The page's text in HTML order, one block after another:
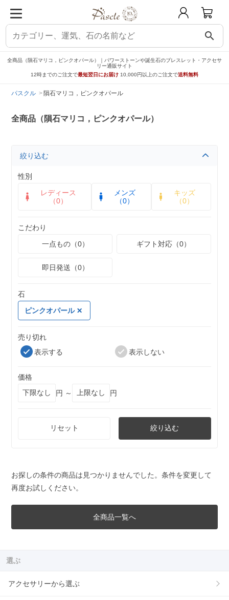
search
全商品（隕石マリコ，ピンクオパール）｜パワーストーンや誕生石のブレスレット・アクセサ
リー通販サイト
12時までのご注文で最短翌日にお届け 10,000円以上のご注文で送料無料
パスクル 隕石マリコ，ピンクオパール
全商品（隕石マリコ，ピンクオパール）
絞り込む
性別
レディース
（0）
メンズ
（0）
キッズ
（0）
こだわり
一点もの（0）
ギフト対応（0）
即日発送（0）
石
ピンクオパール
売り切れ
表示する
表示しない
価格
円 ～
円
リセット 絞り込む
お探しの条件の商品は見つかりませんでした。条件を変更して
再度お試しください。
全商品一覧へ
選ぶ
アクセサリーから選ぶ